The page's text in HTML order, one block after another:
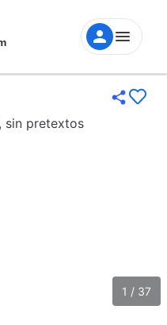
1 / 37